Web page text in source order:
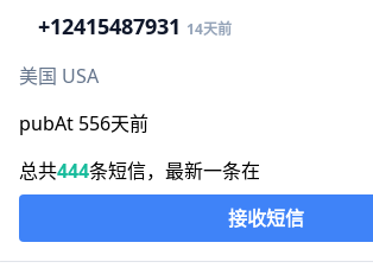
+12415487931 14天前
美国 USA
pubAt 556天前
总共444条短信，最新一条在
接收短信